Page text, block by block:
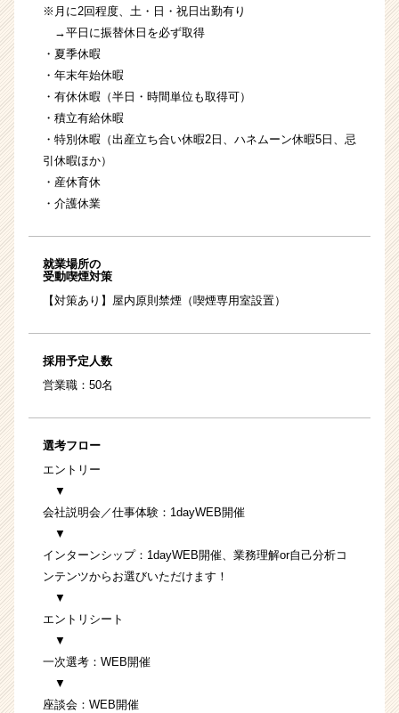
※月に2回程度、土・日・祝日出勤有り
→平日に振替休日を必ず取得
・夏季休暇
・年末年始休暇
・有休休暇（半日・時間単位も取得可）
・積立有給休暇
・特別休暇（出産立ち合い休暇2日、ハネムーン休暇5日、忌
引休暇ほか）
・産休育休
・介護休業
就業場所の
受動喫煙対策
【対策あり】屋内原則禁煙（喫煙専用室設置）
採用予定人数
営業職：50名
選考フロー
エントリー
▼
会社説明会／仕事体験：1dayWEB開催
▼
インターンシップ：1dayWEB開催、業務理解or自己分析コ
ンテンツからお選びいただけます！
▼
エントリシート
▼
一次選考：WEB開催
▼
座談会：WEB開催